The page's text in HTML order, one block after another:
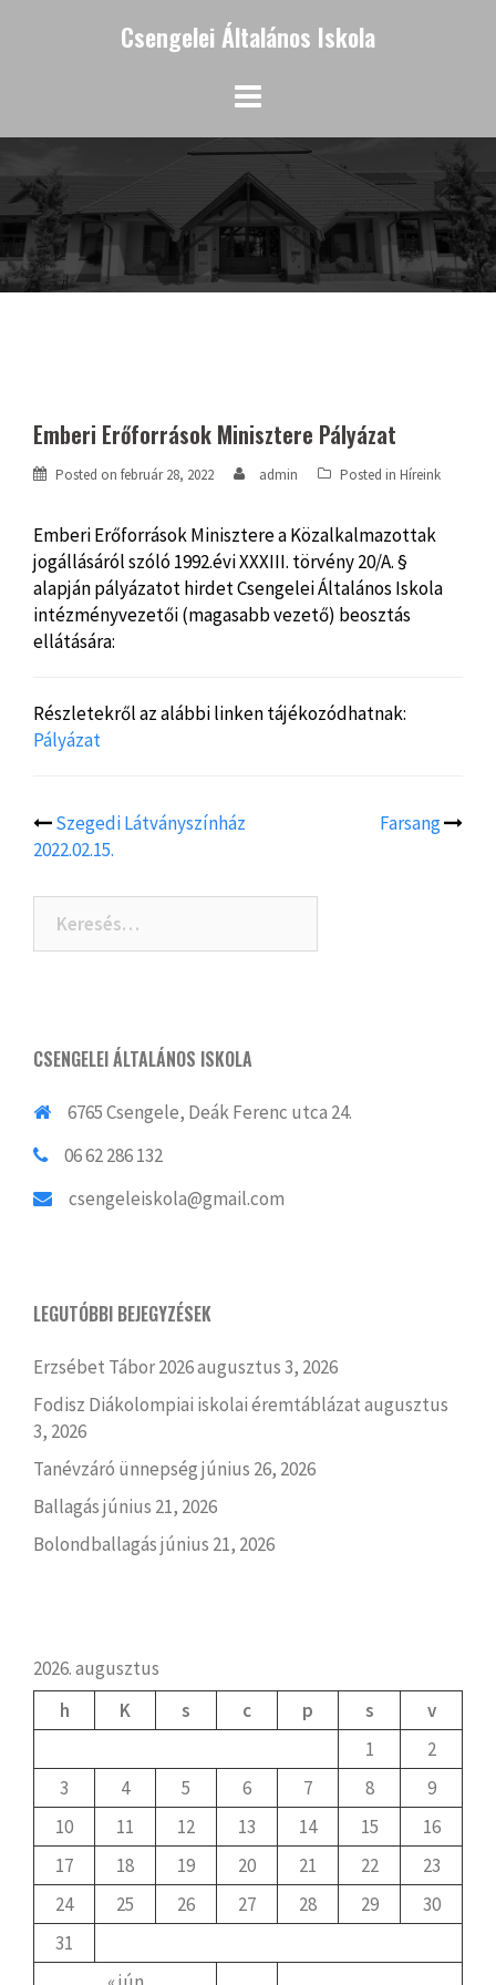
Csengelei Általános Iskola
Emberi Erőforrások Minisztere Pályázat
Posted on február 28, 2022 admin Posted in Híreink
Emberi Erőforrások Minisztere a Közalkalmazottak
jogállásáról szóló 1992.évi XXXIII. törvény 20/A. §
alapján pályázatot hirdet Csengelei Általános Iskola
intézményvezetői (magasabb vezető) beosztás
ellátására:
Részletekről az alábbi linken tájékozódhatnak:
Pályázat
Post
navigation
Szegedi Látványszínház
2022.02.15.
Farsang
CSENGELEI ÁLTALÁNOS ISKOLA
6765 Csengele, Deák Ferenc utca 24.
06 62 286 132
csengeleiskola@gmail.com
LEGUTÓBBI BEJEGYZÉSEK
Erzsébet Tábor 2026augusztus 3, 2026
Fodisz Diákolompiai iskolai éremtáblázataugusztus
3, 2026
Tanévzáró ünnepségjúnius 26, 2026
Ballagásjúnius 21, 2026
Bolondballagásjúnius 21, 2026
2026. augusztus
h
K s c p s v
1
2
3
4 5 6 7 8
9
10
11 12 13 14 15
16
17
18 19 20 21 22
23
24
25 26 27 28 29
30
31